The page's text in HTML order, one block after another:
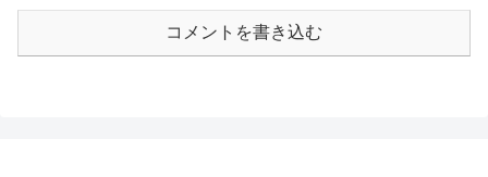
コメントを書き込む